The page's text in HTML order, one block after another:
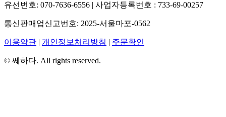
유선번호: 070‑7636‑6556 | 사업자등록번호 : 733‑69‑00257
통신판매업신고번호: 2025‑서울마포‑0562
이용약관 | 개인정보처리방침 | 주문확인
© 쎄하다. All rights reserved.